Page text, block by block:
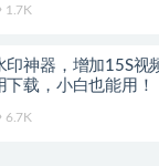
1.7K
印神器，增加15S视
载，小白也能用！
6.7K